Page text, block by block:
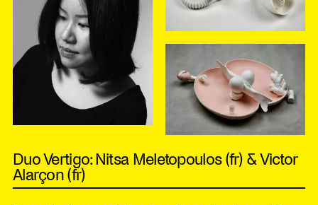
Duo Vertigo: Nitsa Meletopoulos (fr) & Victor
Alarçon (fr)